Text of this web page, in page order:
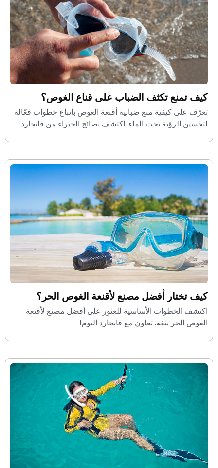
كيف تمنع تكثف الضباب على قناع الغوص؟
تعرّف على كيفية منع ضبابية أقنعة الغوص باتباع خطوات فعّالة
لتحسين الرؤية تحت الماء. اكتشف نصائح الخبراء من فانجارد.
كيف تختار أفضل مصنع لأقنعة الغوص الحر؟
اكتشف الخطوات الأساسية للعثور على أفضل مصنع لأقنعة
الغوص الحر بثقة. تعاون مع فانجارد اليوم!